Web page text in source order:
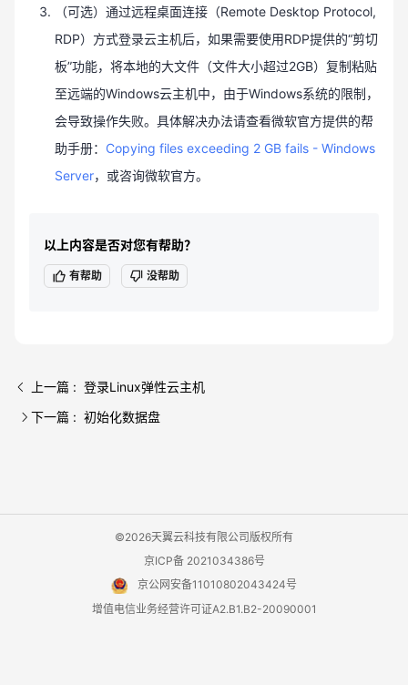
（可选）通过远程桌面连接（Remote Desktop Protocol,
RDP）方式登录云主机后，如果需要使用RDP提供的“剪切
板”功能，将本地的大文件（文件大小超过2GB）复制粘贴
至远端的Windows云主机中，由于Windows系统的限制，
会导致操作失败。具体解决办法请查看微软官方提供的帮
助手册： Copying files exceeding 2 GB fails - Windows
Server，或咨询微软官方。
以上内容是否对您有帮助？
有帮助 没帮助
上一篇 : 登录Linux弹性云主机
下一篇 : 初始化数据盘
©2026天翼云科技有限公司版权所有
京ICP备 2021034386号
京公网安备11010802043424号
增值电信业务经营许可证A2.B1.B2-20090001